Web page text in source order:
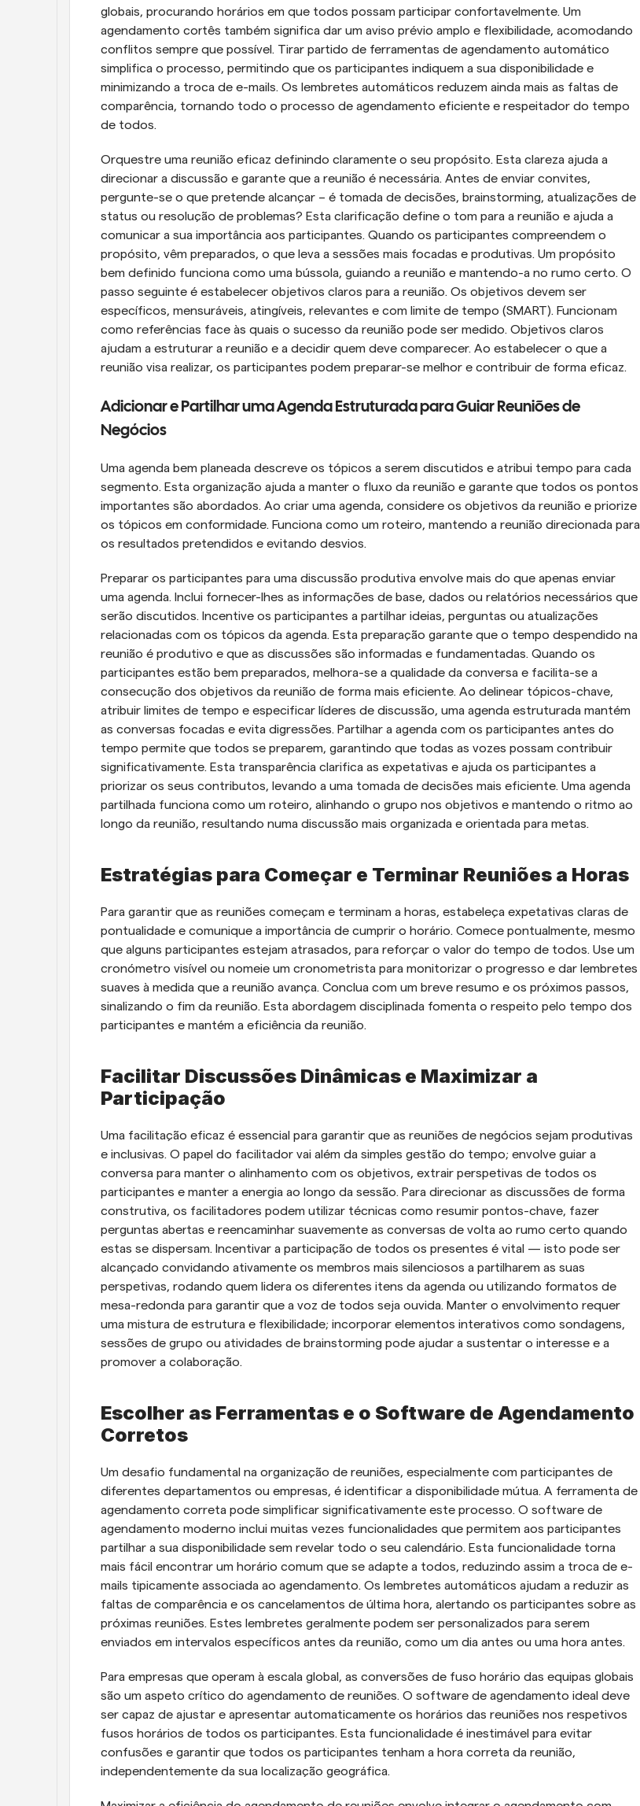
globais, procurando horários em que todos possam participar confortavelmente. Um
agendamento cortês também significa dar um aviso prévio amplo e flexibilidade, acomodando
conflitos sempre que possível. Tirar partido de ferramentas de agendamento automático
simplifica o processo, permitindo que os participantes indiquem a sua disponibilidade e
minimizando a troca de e-mails. Os lembretes automáticos reduzem ainda mais as faltas de
comparência, tornando todo o processo de agendamento eficiente e respeitador do tempo
de todos.
Orquestre uma reunião eficaz definindo claramente o seu propósito. Esta clareza ajuda a
direcionar a discussão e garante que a reunião é necessária. Antes de enviar convites,
pergunte-se o que pretende alcançar – é tomada de decisões, brainstorming, atualizações de
status ou resolução de problemas? Esta clarificação define o tom para a reunião e ajuda a
comunicar a sua importância aos participantes. Quando os participantes compreendem o
propósito, vêm preparados, o que leva a sessões mais focadas e produtivas. Um propósito
bem definido funciona como uma bússola, guiando a reunião e mantendo-a no rumo certo. O
passo seguinte é estabelecer objetivos claros para a reunião. Os objetivos devem ser
específicos, mensuráveis, atingíveis, relevantes e com limite de tempo (SMART). Funcionam
como referências face às quais o sucesso da reunião pode ser medido. Objetivos claros
ajudam a estruturar a reunião e a decidir quem deve comparecer. Ao estabelecer o que a
reunião visa realizar, os participantes podem preparar-se melhor e contribuir de forma eficaz.
Adicionar e Partilhar uma Agenda Estruturada para Guiar Reuniões de
Negócios
Uma agenda bem planeada descreve os tópicos a serem discutidos e atribui tempo para cada
segmento. Esta organização ajuda a manter o fluxo da reunião e garante que todos os pontos
importantes são abordados. Ao criar uma agenda, considere os objetivos da reunião e priorize
os tópicos em conformidade. Funciona como um roteiro, mantendo a reunião direcionada para
os resultados pretendidos e evitando desvios.
Preparar os participantes para uma discussão produtiva envolve mais do que apenas enviar
uma agenda. Inclui fornecer-lhes as informações de base, dados ou relatórios necessários que
serão discutidos. Incentive os participantes a partilhar ideias, perguntas ou atualizações
relacionadas com os tópicos da agenda. Esta preparação garante que o tempo despendido na
reunião é produtivo e que as discussões são informadas e fundamentadas. Quando os
participantes estão bem preparados, melhora-se a qualidade da conversa e facilita-se a
consecução dos objetivos da reunião de forma mais eficiente. Ao delinear tópicos-chave,
atribuir limites de tempo e especificar líderes de discussão, uma agenda estruturada mantém
as conversas focadas e evita digressões. Partilhar a agenda com os participantes antes do
tempo permite que todos se preparem, garantindo que todas as vozes possam contribuir
significativamente. Esta transparência clarifica as expetativas e ajuda os participantes a
priorizar os seus contributos, levando a uma tomada de decisões mais eficiente. Uma agenda
partilhada funciona como um roteiro, alinhando o grupo nos objetivos e mantendo o ritmo ao
longo da reunião, resultando numa discussão mais organizada e orientada para metas.
Estratégias para Começar e Terminar Reuniões a Horas
Para garantir que as reuniões começam e terminam a horas, estabeleça expetativas claras de
pontualidade e comunique a importância de cumprir o horário. Comece pontualmente, mesmo
que alguns participantes estejam atrasados, para reforçar o valor do tempo de todos. Use um
cronómetro visível ou nomeie um cronometrista para monitorizar o progresso e dar lembretes
suaves à medida que a reunião avança. Conclua com um breve resumo e os próximos passos,
sinalizando o fim da reunião. Esta abordagem disciplinada fomenta o respeito pelo tempo dos
participantes e mantém a eficiência da reunião.
Facilitar Discussões Dinâmicas e Maximizar a
Participação
Uma facilitação eficaz é essencial para garantir que as reuniões de negócios sejam produtivas
e inclusivas. O papel do facilitador vai além da simples gestão do tempo; envolve guiar a
conversa para manter o alinhamento com os objetivos, extrair perspetivas de todos os
participantes e manter a energia ao longo da sessão. Para direcionar as discussões de forma
construtiva, os facilitadores podem utilizar técnicas como resumir pontos-chave, fazer
perguntas abertas e reencaminhar suavemente as conversas de volta ao rumo certo quando
estas se dispersam. Incentivar a participação de todos os presentes é vital — isto pode ser
alcançado convidando ativamente os membros mais silenciosos a partilharem as suas
perspetivas, rodando quem lidera os diferentes itens da agenda ou utilizando formatos de
mesa-redonda para garantir que a voz de todos seja ouvida. Manter o envolvimento requer
uma mistura de estrutura e flexibilidade; incorporar elementos interativos como sondagens,
sessões de grupo ou atividades de brainstorming pode ajudar a sustentar o interesse e a
promover a colaboração.
Escolher as Ferramentas e o Software de Agendamento
Corretos
Um desafio fundamental na organização de reuniões, especialmente com participantes de
diferentes departamentos ou empresas, é identificar a disponibilidade mútua. A ferramenta de
agendamento correta pode simplificar significativamente este processo. O software de
agendamento moderno inclui muitas vezes funcionalidades que permitem aos participantes
partilhar a sua disponibilidade sem revelar todo o seu calendário. Esta funcionalidade torna
mais fácil encontrar um horário comum que se adapte a todos, reduzindo assim a troca de e-
mails tipicamente associada ao agendamento. Os lembretes automáticos ajudam a reduzir as
faltas de comparência e os cancelamentos de última hora, alertando os participantes sobre as
próximas reuniões. Estes lembretes geralmente podem ser personalizados para serem
enviados em intervalos específicos antes da reunião, como um dia antes ou uma hora antes.
Para empresas que operam à escala global, as conversões de fuso horário das equipas globais
são um aspeto crítico do agendamento de reuniões. O software de agendamento ideal deve
ser capaz de ajustar e apresentar automaticamente os horários das reuniões nos respetivos
fusos horários de todos os participantes. Esta funcionalidade é inestimável para evitar
confusões e garantir que todos os participantes tenham a hora correta da reunião,
independentemente da sua localização geográfica.